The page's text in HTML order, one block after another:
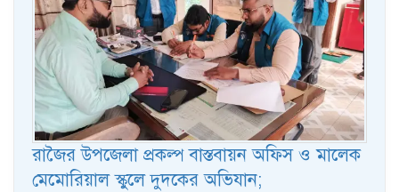
রাজৈর উপজেলা প্রকল্প বাস্তবায়ন অফিস ও মালেক
মেমোরিয়াল স্কুলে দুদকের অভিযান;